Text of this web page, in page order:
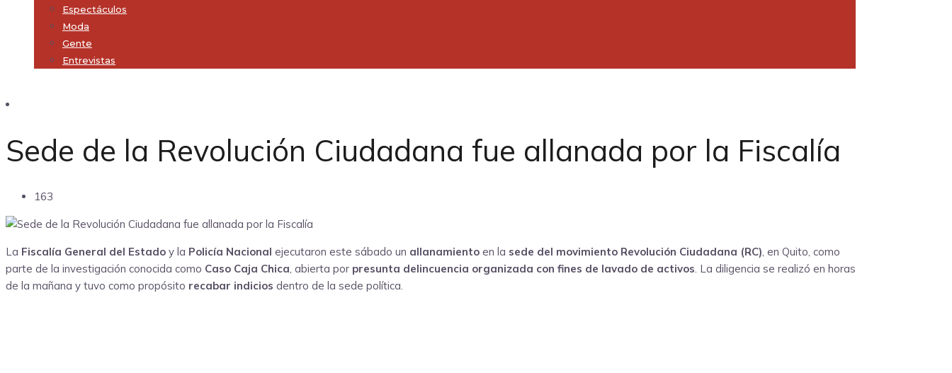
Espectáculos
Moda
Gente
Entrevistas
Sede de la Revolución Ciudadana fue allanada por la Fiscalía
163
La Fiscalía General del Estado y la Policía Nacional ejecutaron este sábado un allanamiento en la sede del movimiento Revolución Ciudadana (RC), en Quito, como
parte de la investigación conocida como Caso Caja Chica, abierta por presunta delincuencia organizada con fines de lavado de activos. La diligencia se realizó en horas
de la mañana y tuvo como propósito recabar indicios dentro de la sede política.